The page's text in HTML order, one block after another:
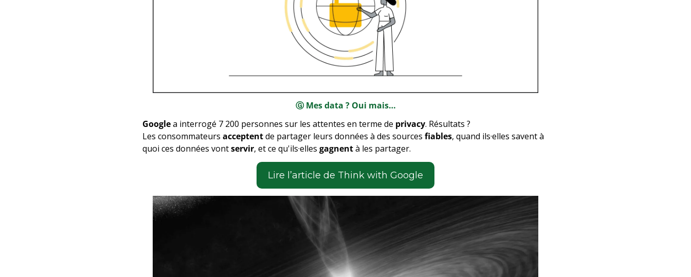
Ⓖ Mes data ? Oui mais…
Google a interrogé 7 200 personnes sur les attentes en terme de privacy. Résultats ?
Les consommateurs acceptent de partager leurs données à des sources fiables, quand ils·elles savent à
quoi ces données vont servir, et ce qu'ils·elles gagnent à les partager.
­Lire l’article de Think with Google